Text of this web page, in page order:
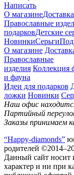
Написать
О магазинеДоставка
Православные
подарковДетские
НовинкиСерьги
О магазине
Православные
изделия Коллекция
и фауна
Идеи для подарков
ложки Новинки
Наш офис
Партийный
Заказы принимаем
“Happy-diamonds”
родителей
Данный сайт
характер и ни при